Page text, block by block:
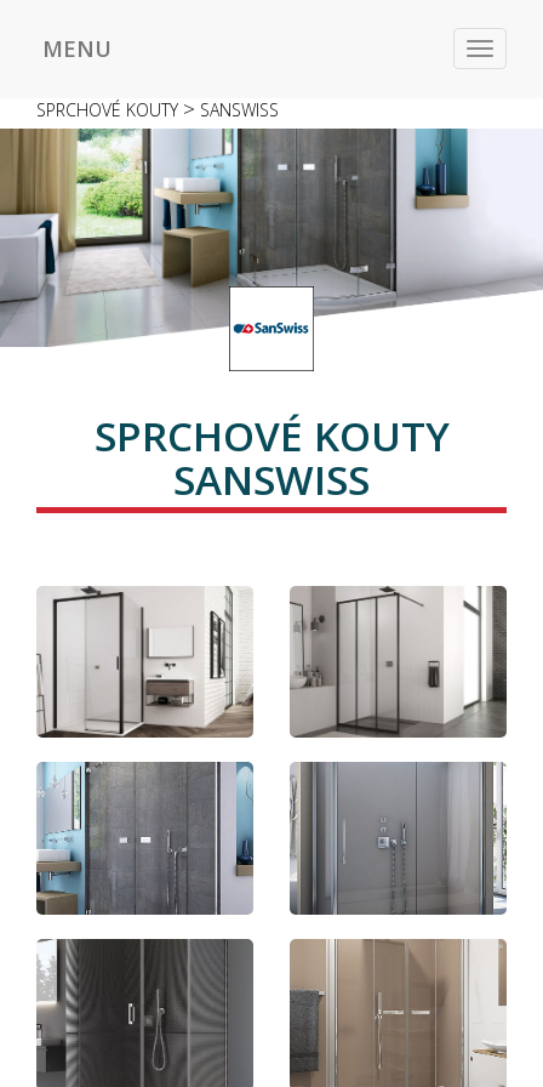
Toggle
MENU
SPRCHOVÉ KOUTY > SANSWISS
SPRCHOVÉ KOUTY
SANSWISS